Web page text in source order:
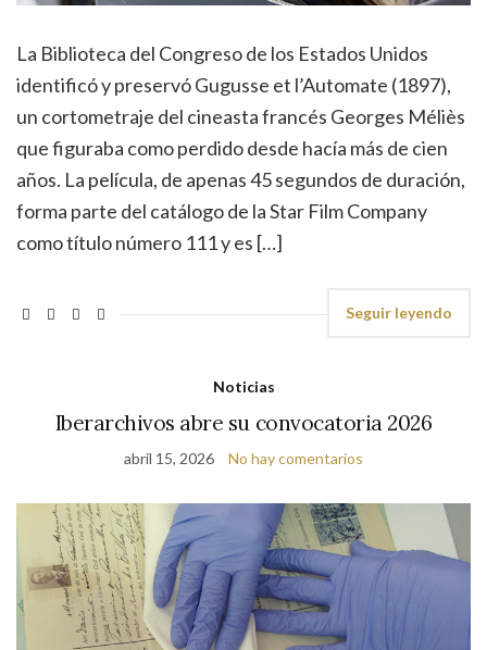
La Biblioteca del Congreso de los Estados Unidos
identificó y preservó Gugusse et l’Automate (1897),
un cortometraje del cineasta francés Georges Méliès
que figuraba como perdido desde hacía más de cien
años. La película, de apenas 45 segundos de duración,
forma parte del catálogo de la Star Film Company
como título número 111 y es […]
Seguir leyendo
Noticias
Iberarchivos abre su convocatoria 2026
abril 15, 2026 No hay comentarios